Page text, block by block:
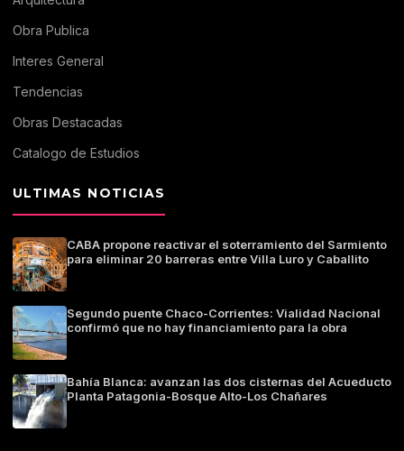
Obra Publica
Interes General
Tendencias
Obras Destacadas
Catalogo de Estudios
ULTIMAS NOTICIAS
CABA propone reactivar el soterramiento del Sarmiento
para eliminar 20 barreras entre Villa Luro y Caballito
Segundo puente Chaco-Corrientes: Vialidad Nacional
confirmó que no hay financiamiento para la obra
Bahía Blanca: avanzan las dos cisternas del Acueducto
Planta Patagonia-Bosque Alto-Los Chañares